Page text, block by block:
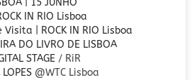
| 15 JUNHO
IN RIO Lisboa
| ROCK IN RIO Lisboa
DO LIVRO DE LISBOA
STAGE/ RiR
LOPES@WTC Lisboa